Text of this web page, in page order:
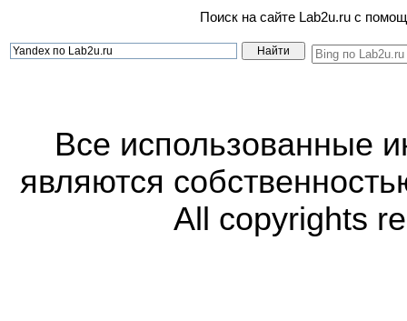
Поиск на сайте Lab2u.ru с
Все использованные
являются
All copyrights